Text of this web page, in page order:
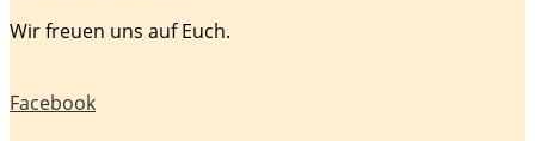
Wir freuen uns auf Euch.
Facebook